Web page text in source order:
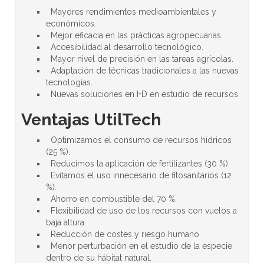
Mayores rendimientos medioambientales y
económicos.
Mejor eficacia en las prácticas agropecuarias.
Accesibilidad al desarrollo tecnológico.
Mayor nivel de precisión en las tareas agrícolas.
Adaptación de técnicas tradicionales a las nuevas
tecnologías.
Nuevas soluciones en I+D en estudio de recursos.
Ventajas UtilTech
Optimizamos el consumo de recursos hídricos
(25 %).
Reducimos la aplicación de fertilizantes (30 %).
Evitamos el uso innecesario de fitosanitarios (12
%).
Ahorro en combustible del 70 %.
Flexibilidad de uso de los recursos con vuelos a
baja altura.
Reducción de costes y riesgo humano.
Menor perturbación en el estudio de la especie
dentro de su hábitat natural.